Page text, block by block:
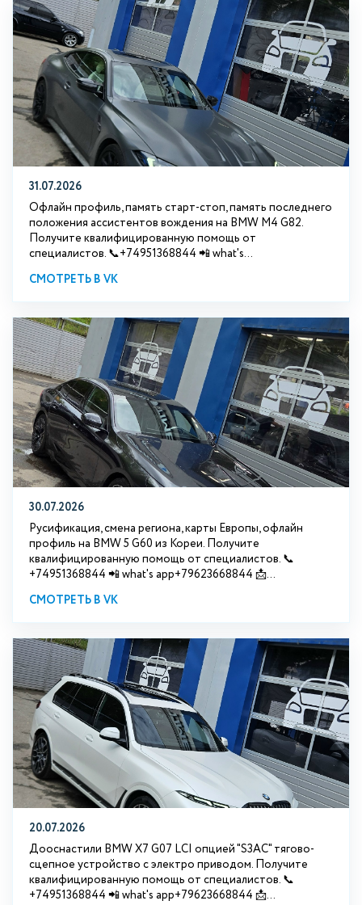
31.07.2026
Офлайн профиль, память старт-стоп, память последнего
положения ассистентов вождения на BMW М4 G82.
Получите квалифицированную помощь от
специалистов. 📞+74951368844 📲 what's...
СМОТРЕТЬ В VK
30.07.2026
Русификация, смена региона, карты Европы, офлайн
профиль на BMW 5 G60 из Кореи. Получите
квалифицированную помощь от специалистов. 📞
+74951368844 📲 what's app+79623668844 📩...
СМОТРЕТЬ В VK
20.07.2026
Дооснастили BMW Х7 G07 LCI опцией "S3АС" тягово-
сцепное устройство с электро приводом. Получите
квалифицированную помощь от специалистов. 📞
+74951368844 📲 what's app+79623668844 📩...